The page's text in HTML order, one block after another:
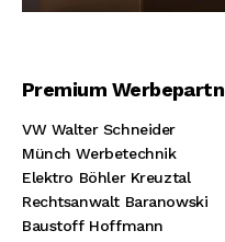
Premium
VW Walter Schneider
Münch Werbetechnik
Elektro Böhler Kreuztal
Rechtsanwalt Baranowski
Baustoff Hoffmann